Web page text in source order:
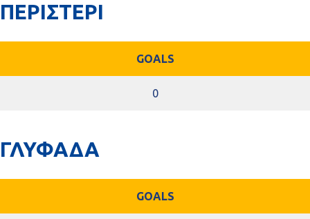
ΠΕΡΙΣΤΕΡΙ
GOALS
0
ΓΛΥΦΑΔΑ
GOALS